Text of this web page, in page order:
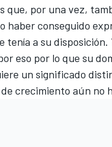
que, por una vez,
haber conseguido
tenía a su disposición.
eso por lo que su
un significado
crecimiento aún no